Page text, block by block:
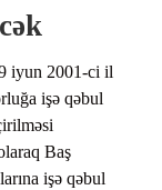
iyun 2001-ci il
işə qəbul
Baş
işə qəbul